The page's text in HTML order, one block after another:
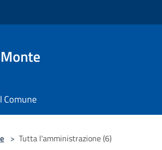
Comune
> Tutta l'amministrazione (6)